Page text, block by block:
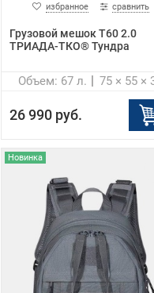
избранное сравнить
Грузовой мешок Т60 2.0
ТРИАДА-ТКО® Тундра
75 × 55 ×
Объем: 67 л.
26 990 руб.
Новинка